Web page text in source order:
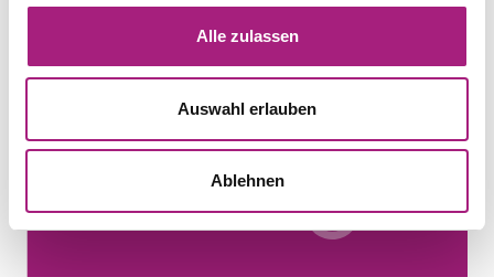
Alle zulassen
Auswahl erlauben
Ablehnen